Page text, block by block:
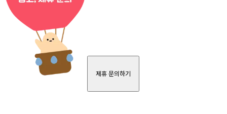
제휴 문의하기